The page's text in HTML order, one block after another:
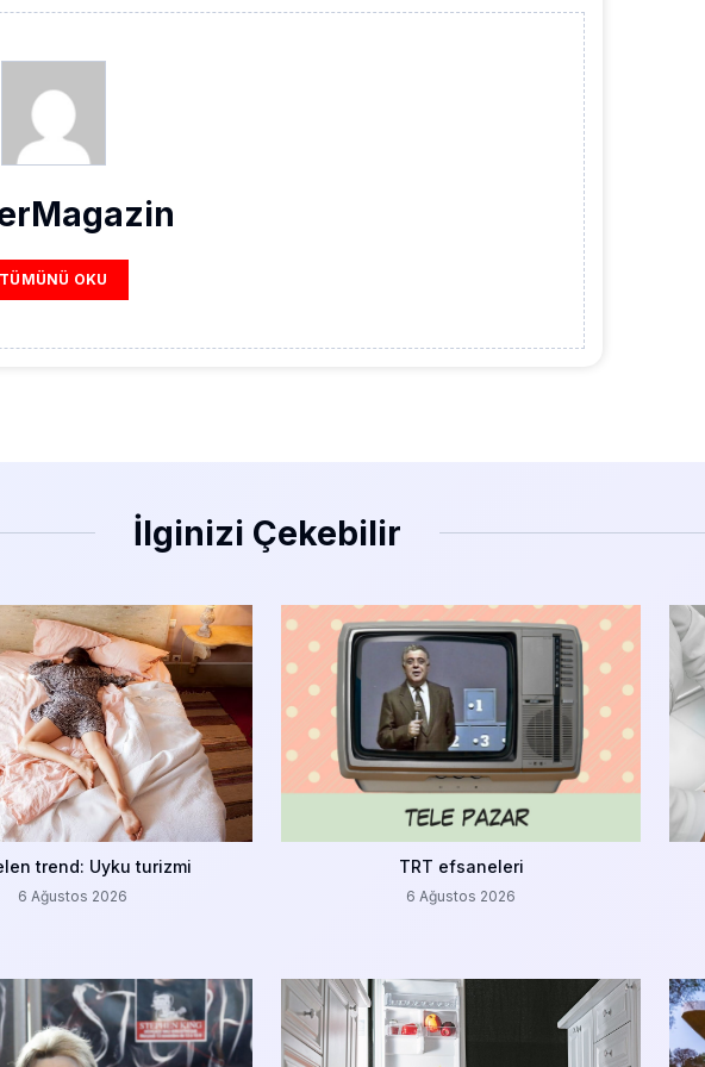
TÜMÜNÜ OKU
İlginizi Çekebilir
trend: Uyku turizmi
6 Ağustos 2026
TRT efsaneleri
6 Ağustos 2026